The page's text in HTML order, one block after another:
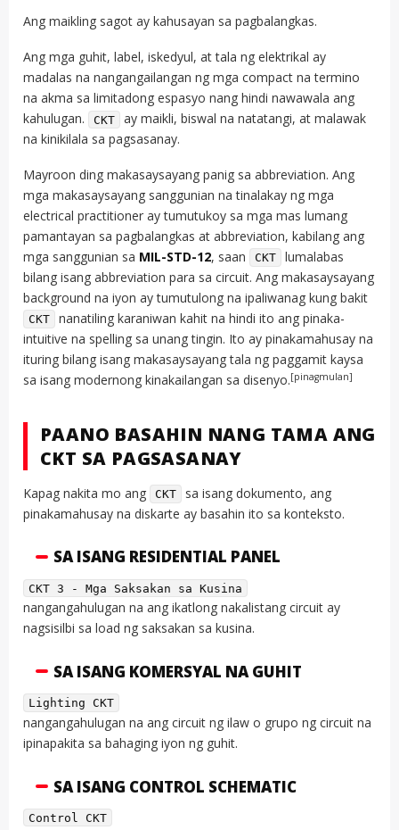
Ang maikling sagot ay kahusayan sa pagbalangkas.
Ang mga guhit, label, iskedyul, at tala ng elektrikal ay
madalas na nangangailangan ng mga compact na termino
na akma sa limitadong espasyo nang hindi nawawala ang
kahulugan.
CKT
ay maikli, biswal na natatangi, at malawak
na kinikilala sa pagsasanay.
Mayroon ding makasaysayang panig sa abbreviation. Ang
mga makasaysayang sanggunian na tinalakay ng mga
electrical practitioner ay tumutukoy sa mga mas lumang
pamantayan sa pagbalangkas at abbreviation, kabilang ang
mga sanggunian sa MIL-STD-12, saan CKT
lumalabas
bilang isang abbreviation para sa circuit. Ang makasaysayang
background na iyon ay tumutulong na ipaliwanag kung bakit
CKT
nanatiling karaniwan kahit na hindi ito ang pinaka-
intuitive na spelling sa unang tingin. Ito ay pinakamahusay na
ituring bilang isang makasaysayang tala ng paggamit kaysa
sa isang modernong kinakailangan sa disenyo.[pinagmulan]
PAANO BASAHIN NANG TAMA ANG
CKT SA PAGSASANAY
Kapag nakita mo ang CKT
sa isang dokumento, ang
pinakamahusay na diskarte ay basahin ito sa konteksto.
SA ISANG RESIDENTIAL PANEL
CKT 3 - Mga Saksakan sa Kusina
nangangahulugan na ang ikatlong nakalistang circuit ay
nagsisilbi sa load ng saksakan sa kusina.
SA ISANG KOMERSYAL NA GUHIT
Lighting CKT
nangangahulugan na ang circuit ng ilaw o grupo ng circuit na
ipinapakita sa bahaging iyon ng guhit.
SA ISANG CONTROL SCHEMATIC
Control CKT